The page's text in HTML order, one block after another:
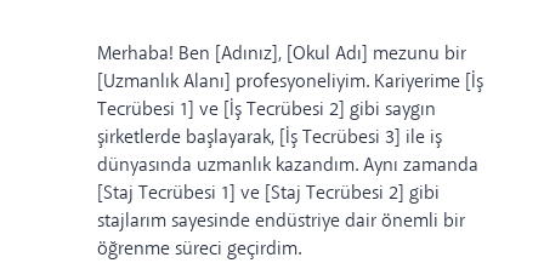
Merhaba! Ben [Adınız], [Okul Adı] mezunu bir
[Uzmanlık Alanı] profesyoneliyim. Kariyerime [İş
Tecrübesi 1] ve [İş Tecrübesi 2] gibi saygın
şirketlerde başlayarak, [İş Tecrübesi 3] ile iş
dünyasında uzmanlık kazandım. Aynı zamanda
[Staj Tecrübesi 1] ve [Staj Tecrübesi 2] gibi
stajlarım sayesinde endüstriye dair önemli bir
öğrenme süreci geçirdim.